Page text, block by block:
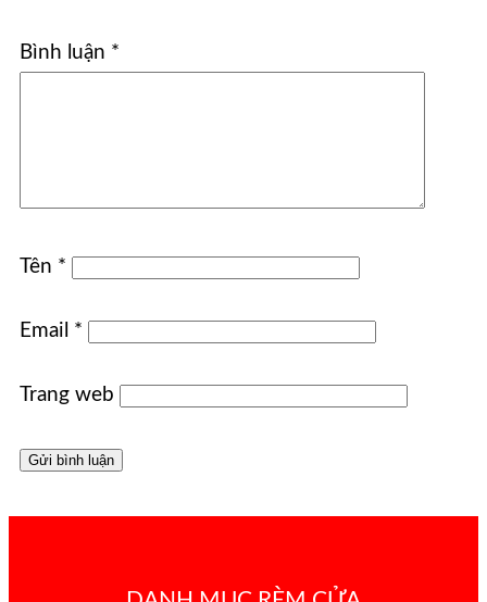
Bình luận *
Tên *
Email *
Trang web